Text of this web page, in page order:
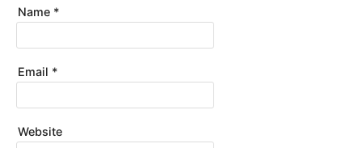
Name *
Email *
Website